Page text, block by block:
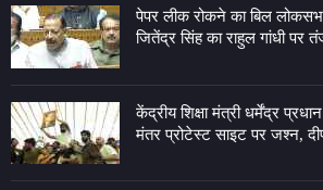
पेपर लीक रोकने का बिल
जितेंद्र सिंह का राहुल गांधी पर
केंद्रीय शिक्षा मंत्री धर्मेंद्र
मंतर प्रोटेस्ट साइट पर जश्न,